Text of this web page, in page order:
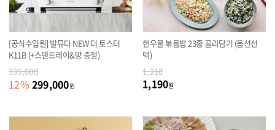
[공식수입원] 발뮤다 NEW 더 토스터
K11B (+스텐트레이&망 증정)
339,000
12% 299,000원
한우물 볶음밥 23종 골라담기 (옵션선
택)
1,210
1,190원